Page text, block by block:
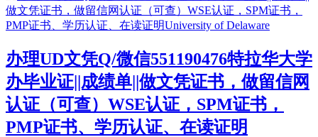
办理UD文凭Q/微信551190476特拉华大学
办毕业证||成绩单||做文凭证书，做留信网
认证（可查）WSE认证，SPM证书，
PMP证书、学历认证、在读证明